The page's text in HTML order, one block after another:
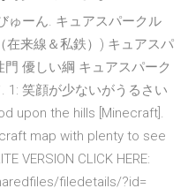
ゅーん. キュアスパークル
在来線＆私鉄）) キュアスパ
門 優しい綱 キュアスパーク
1: 笑顔が少ないがうるさい
upon the hills [Minecraft].
map with plenty to see
VERSION CLICK HERE:
filedetails/?id=